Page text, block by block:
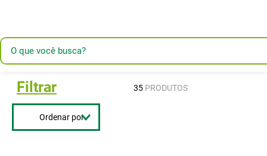
Filtrar 35 PRODUTOS
Ordenar por